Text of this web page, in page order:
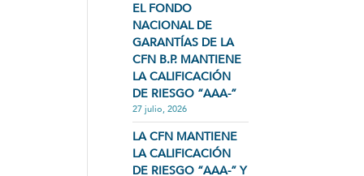
EL FONDO
NACIONAL DE
GARANTÍAS DE LA
CFN B.P. MANTIENE
LA CALIFICACIÓN
DE RIESGO “AAA-”
27 julio, 2026
LA CFN MANTIENE
LA CALIFICACIÓN
DE RIESGO “AAA-” Y